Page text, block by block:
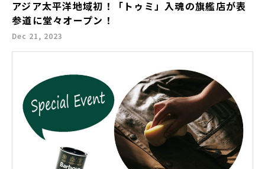
アジア太平洋地域初！「トゥミ」入魂の旗艦店が表
参道に堂々オープン！
Dec 21, 2023